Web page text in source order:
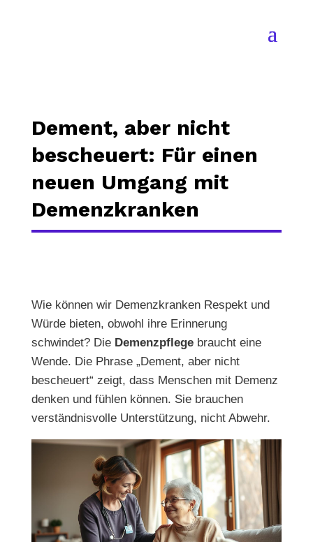
Dement, aber nicht
bescheuert: Für einen
neuen Umgang mit
Demenzkranken
Wie können wir Demenzkranken Respekt und
Würde bieten, obwohl ihre Erinnerung
schwindet? Die Demenzpflegebraucht eine
Wende. Die Phrase „Dement, aber nicht
bescheuert“ zeigt, dass Menschen mit Demenz
denken und fühlen können. Sie brauchen
verständnisvolle Unterstützung, nicht Abwehr.